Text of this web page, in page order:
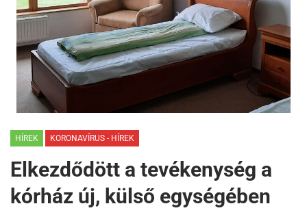
HÍREK KORONAVÍRUS - HÍREK
Elkezdődött a tevékenység a
kórház új, külső egységében